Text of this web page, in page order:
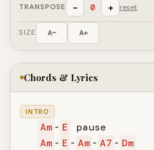
TRANSPOSE − 0 + reset
SIZE A− A+
Chords & Lyrics
INTRO
Am - E
pause
Am - E - Am - A7 - Dm